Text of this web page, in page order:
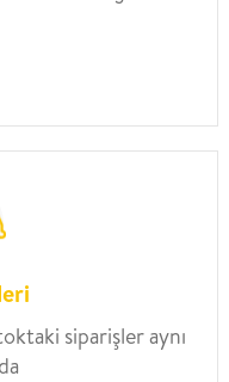
siparişler aynı